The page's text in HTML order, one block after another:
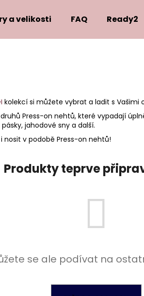
a velikosti FAQ
kolekcí si můžete vybrat a ladit s Vašimi
Press-on nehtů, které vypadají
jahodové sny a další.
nosit v podobě Press-on nehtů!
Produkty teprve
se ale podívat na
LEMONADE